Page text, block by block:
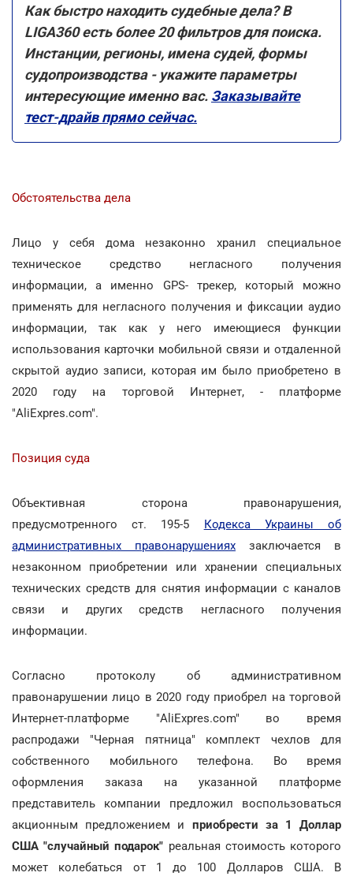
Как быстро находить судебные дела? В
LIGA360 есть более 20 фильтров для поиска.
Инстанции, регионы, имена судей, формы
судопроизводства - укажите параметры
интересующие именно вас. Заказывайте
тест-драйв прямо сейчас.
Обстоятельства дела
Лицо у себя дома незаконно хранил специальное
техническое средство негласного получения
информации, а именно GPS- трекер, который можно
применять для негласного получения и фиксации аудио
информации, так как у него имеющиеся функции
использования карточки мобильной связи и отдаленной
скрытой аудио записи, которая им было приобретено в
2020 году на торговой Интернет, - платформе
"AliExpres.com".
Позиция суда
Объективная сторона правонарушения,
предусмотренного ст. 195-5 Кодекса Украины об
административных правонарушениях заключается в
незаконном приобретении или хранении специальных
технических средств для снятия информации с каналов
связи и других средств негласного получения
информации.
Согласно протоколу об административном
правонарушении лицо в 2020 году приобрел на торговой
Интернет-платформе "AliExpres.com" во время
распродажи "Черная пятница" комплект чехлов для
собственного мобильного телефона. Во время
оформления заказа на указанной платформе
представитель компании предложил воспользоваться
акционным предложением и приобрести за 1 Доллар
США "случайный подарок" реальная стоимость которого
может колебаться от 1 до 100 Долларов США. В